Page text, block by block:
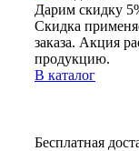
Дарим скидку
Скидка
заказа. Акция
продукцию.
В каталог
Бесплатная